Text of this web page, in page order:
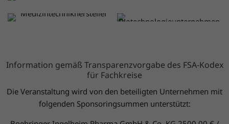
Website von
Website von
GmbH
Information gemäß Transparenzvorgabe des FSA-Kodex
für Fachkreise
Die Veranstaltung wird von den beteiligten Unternehmen mit
folgenden Sponsoringsummen unterstützt: